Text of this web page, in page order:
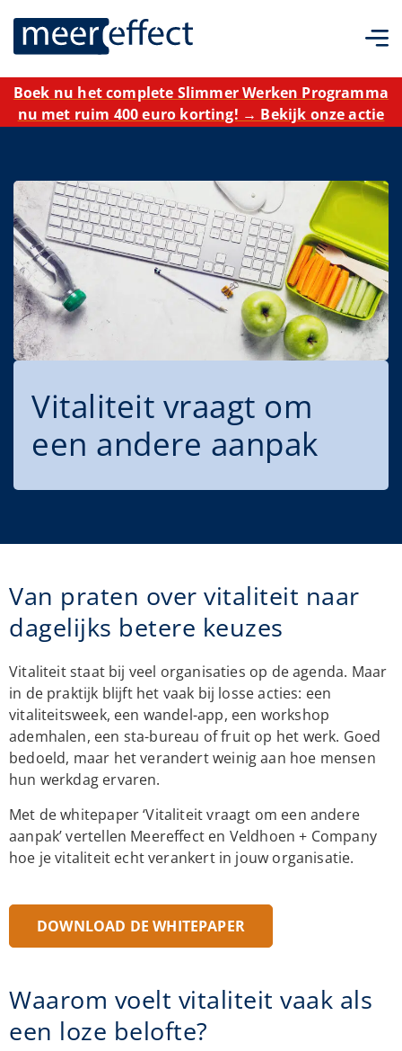
Boek nu het complete Slimmer Werken Programma
nu met ruim 400 euro korting! → Bekijk onze actie
Vitaliteit vraagt om
een andere aanpak
Van praten over vitaliteit naar
dagelijks betere keuzes
Vitaliteit staat bij veel organisaties op de agenda. Maar
in de praktijk blijft het vaak bij losse acties: een
vitaliteitsweek, een wandel-app, een workshop
ademhalen, een sta-bureau of fruit op het werk. Goed
bedoeld, maar het verandert weinig aan hoe mensen
hun werkdag ervaren.
Met de whitepaper ‘Vitaliteit vraagt om een andere
aanpak’ vertellen Meereffect en Veldhoen + Company
hoe je vitaliteit echt verankert in jouw organisatie.
DOWNLOAD DE WHITEPAPER
Waarom voelt vitaliteit vaak als
een loze belofte?